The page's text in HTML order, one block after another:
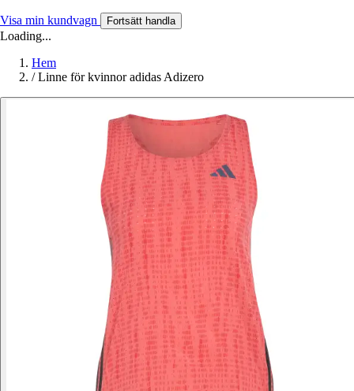
Visa min kundvagn Fortsätt handla
Loading...
Hem
/ Linne för kvinnor adidas Adizero